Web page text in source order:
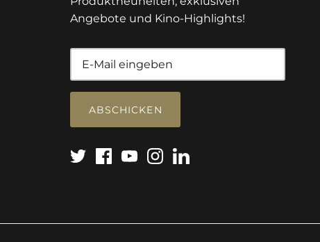
Angebote und Kino-Highlights!
ABSCHICKEN